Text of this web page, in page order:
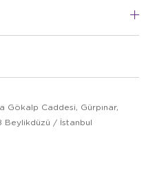
Gökalp Caddesi, Gürpınar,
Beylikdüzü / İstanbul